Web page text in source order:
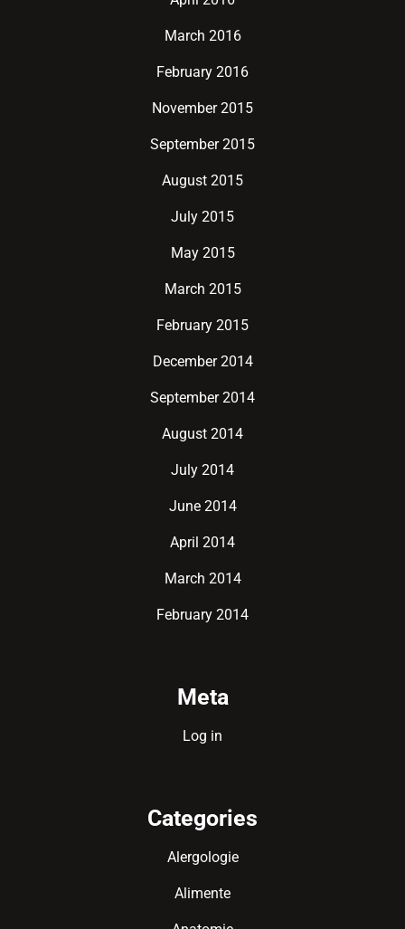
March 2016
February 2016
November 2015
September 2015
August 2015
July 2015
May 2015
March 2015
February 2015
December 2014
September 2014
August 2014
July 2014
June 2014
April 2014
March 2014
February 2014
Meta
Log in
Categories
Alergologie
Alimente